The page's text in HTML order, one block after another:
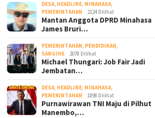
DESA, HEADLINE, MINAHASA,
PEMERINTAHAN
2124 Dilihat
Mantan Anggota DPRD Minahasa
James Bruri…
PEMERINTAHAN, PENDIDIKAN,
SANGIHE
2078 Dilihat
Michael Thungari: Job Fair Jadi
Jembatan…
DESA, HEADLINE, MINAHASA,
PEMERINTAHAN
1898 Dilihat
Purnawirawan TNI Maju di Pilhut
Manembo,…